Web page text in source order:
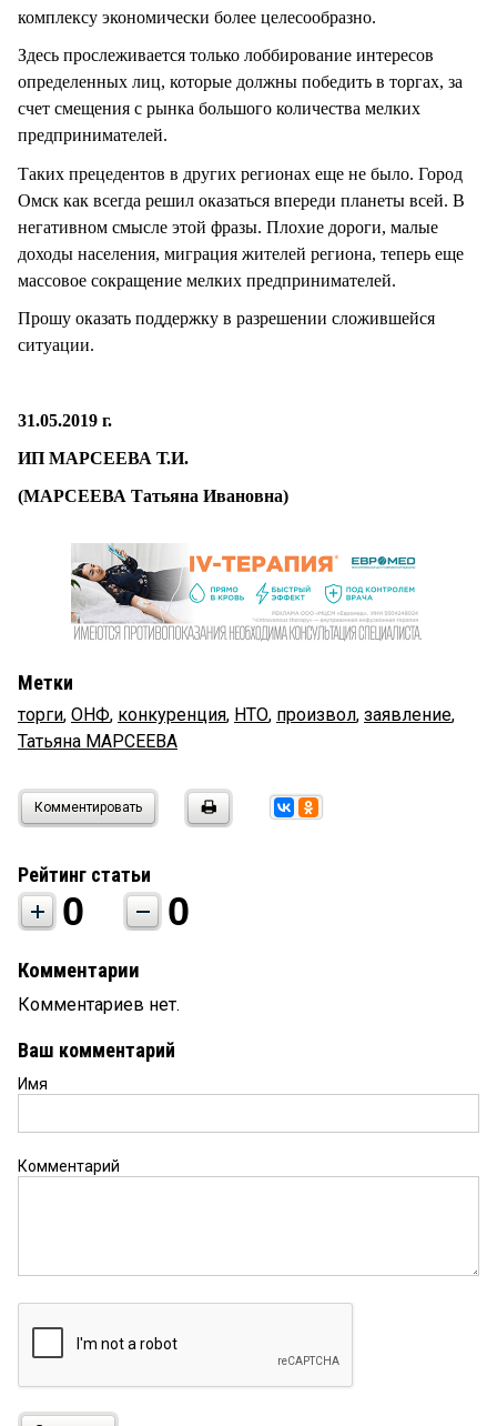
комплексу экономически более целесообразно.
Здесь прослеживается только лоббирование интересов
определенных лиц, которые должны победить в торгах, за
счет смещения с рынка большого количества мелких
предпринимателей.
Таких прецедентов в других регионах еще не было. Город
Омск как всегда решил оказаться впереди планеты всей. В
негативном смысле этой фразы. Плохие дороги, малые
доходы населения, миграция жителей региона, теперь еще
массовое сокращение мелких предпринимателей.
Прошу оказать поддержку в разрешении сложившейся
ситуации.
31.05.2019 г.
ИП МАРСЕЕВА Т.И.
(МАРСЕЕВА Татьяна Ивановна)
Метки
торги, ОНФ, конкуренция, НТО, произвол, заявление,
Татьяна МАРСЕЕВА
Комментировать
Рейтинг статьи
0 0
Комментарии
Комментариев нет.
Ваш комментарий
Имя
Комментарий